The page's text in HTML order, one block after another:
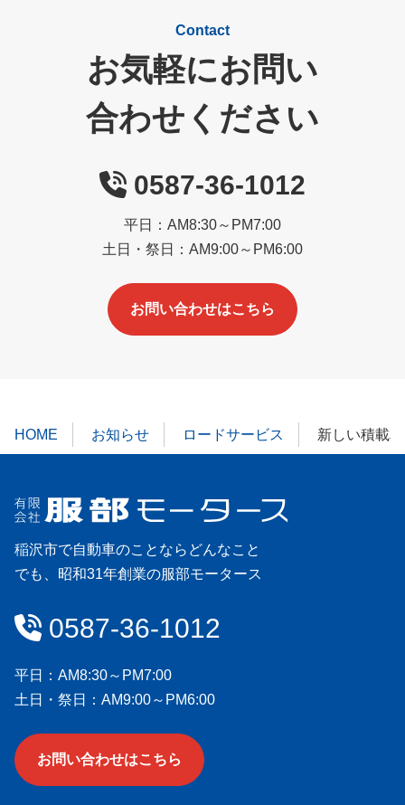
Contact
お気軽にお問い
合わせください
0587-36-1012
平日：AM8:30～PM7:00
土日・祭日：AM9:00～PM6:00
お問い合わせはこちら
HOME お知らせ ロードサービス 新しい積載
稲沢市で自動車のことならどんなこと
でも、昭和31年創業の服部モータース
0587-36-1012
平日：AM8:30～PM7:00
土日・祭日：AM9:00～PM6:00
お問い合わせはこちら